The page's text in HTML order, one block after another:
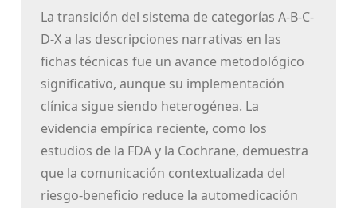
La transición del sistema de categorías A-B-C-
D-X a las descripciones narrativas en las
fichas técnicas fue un avance metodológico
significativo, aunque su implementación
clínica sigue siendo heterogénea. La
evidencia empírica reciente, como los
estudios de la FDA y la Cochrane, demuestra
que la comunicación contextualizada del
riesgo-beneficio reduce la automedicación